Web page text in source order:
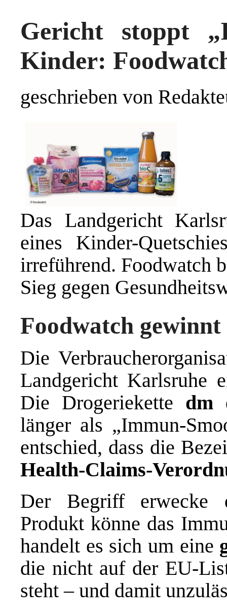
Gericht stoppt
Kinder:
geschrieben von
Das Landgericht
eines Kinder-
irreführend. Foodwatch
Sieg gegen
Foodwatch gewinnt
Die
Landgericht Karlsruhe
Die Drogeriekette dm
länger als „Immun-
entschied, dass die
Health-Claims-
Der Begriff erwecke
Produkt könne das
handelt es sich um eine
die nicht auf der EU-
steht – und damit